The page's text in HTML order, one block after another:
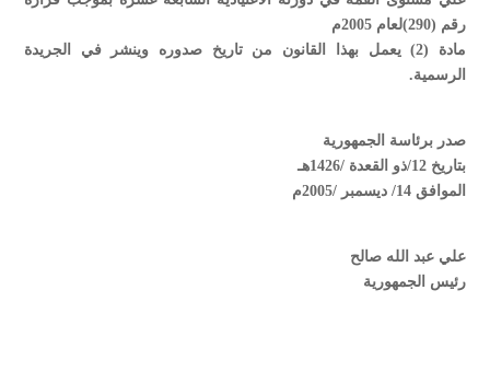
رقم (290)لعام 2005م
مادة (2) يعمل بهذا القانون من تاريخ صدوره وينشر في الجريدة
الرسمية.
صدر برئاسة الجمهورية
بتاريخ 12/ذو القعدة /1426هـ
الموافق 14/ ديسمبر /2005م
علي عبد الله صالح
رئيس الجمهورية